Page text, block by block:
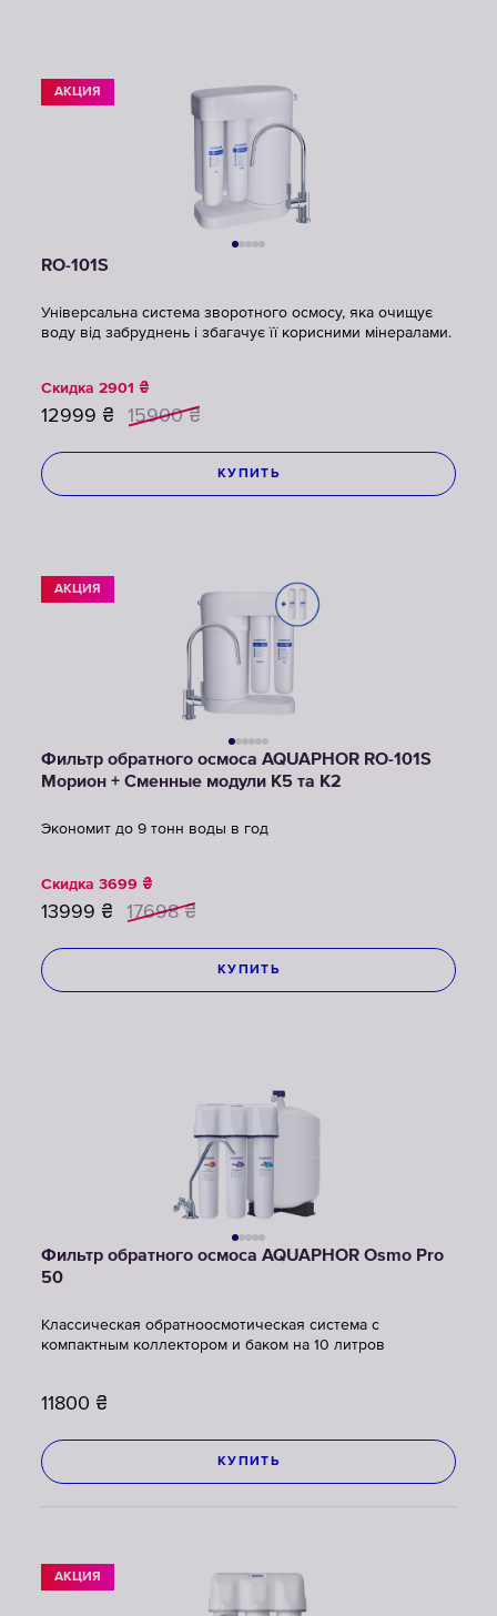
АКЦИЯ
RO-101S
Універсальна система зворотного осмосу, яка очищує
воду від забруднень і збагачує її корисними мінералами.
Скидка 2901 ₴
12999 ₴ 15900 ₴
КУПИТЬ
АКЦИЯ
Фильтр обратного осмоса AQUAPHOR RO-101S
Морион + Сменные модули K5 та К2
Экономит до 9 тонн воды в год
Скидка 3699 ₴
13999 ₴ 17698 ₴
КУПИТЬ
Фильтр обратного осмоса AQUAPHOR Osmo Pro
50
Классическая обратноосмотическая система с
компактным коллектором и баком на 10 литров
11800 ₴
КУПИТЬ
АКЦИЯ